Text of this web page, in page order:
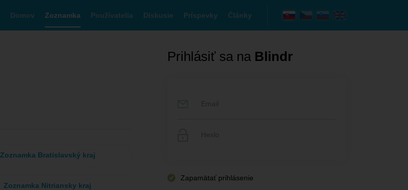
Domov Zoznamka Používatelia Diskusie Príspevky Články
Zoznamka Bratislavský kraj
Zoznamka Nitriansky kraj
Prihlásiť sa na Blindr
Zapamätať prihlásenie